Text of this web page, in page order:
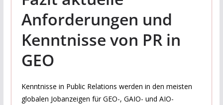
Anforderungen und
Kenntnisse von PR in
GEO
Kenntnisse in Public Relations werden in den meisten
globalen Jobanzeigen für GEO-, GAIO- und AIO-